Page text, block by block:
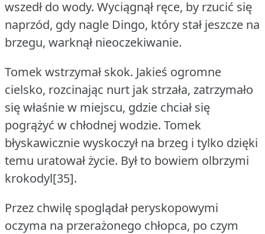
wszedł do wody. Wyciągnął ręce, by rzucić się
naprzód, gdy nagle Dingo, który stał jeszcze na
brzegu, warknął nieoczekiwanie.
Tomek wstrzymał skok. Jakieś ogromne
cielsko, rozcinając nurt jak strzała, zatrzymało
się właśnie w miejscu, gdzie chciał się
pogrążyć w chłodnej wodzie. Tomek
błyskawicznie wyskoczył na brzeg i tylko dzięki
temu uratował życie. Był to bowiem olbrzymi
krokodyl[35].
Przez chwilę spoglądał peryskopowymi
oczyma na przerażonego chłopca, po czym